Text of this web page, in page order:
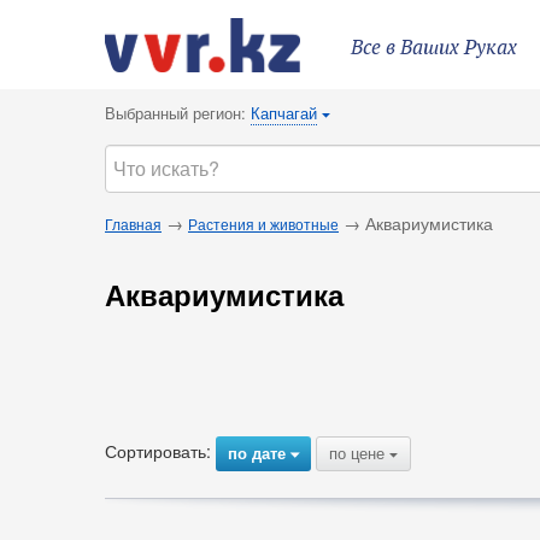
Все в Ваших Руках
Выбранный регион: Капчагай {
Главная → Растения и животные → Аквариумистика
Аквариумистика
Сортировать: по дате{ по цене {